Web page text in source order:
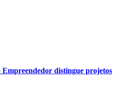
distingue projetos